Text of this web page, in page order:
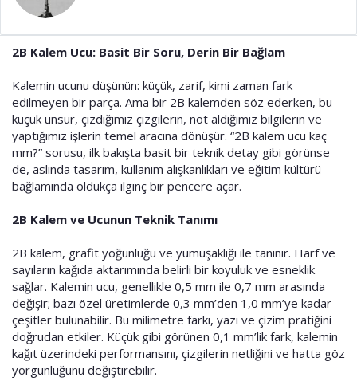
a
h
i
2B Kalem Ucu: Basit Bir Soru, Derin Bir Bağlam
Kalemin ucunu düşünün: küçük, zarif, kimi zaman fark
edilmeyen bir parça. Ama bir 2B kalemden söz ederken, bu
küçük unsur, çizdiğimiz çizgilerin, not aldığımız bilgilerin ve
yaptığımız işlerin temel aracına dönüşür. “2B kalem ucu kaç
mm?” sorusu, ilk bakışta basit bir teknik detay gibi görünse
de, aslında tasarım, kullanım alışkanlıkları ve eğitim kültürü
bağlamında oldukça ilginç bir pencere açar.
2B Kalem ve Ucunun Teknik Tanımı
2B kalem, grafit yoğunluğu ve yumuşaklığı ile tanınır. Harf ve
sayıların kağıda aktarımında belirli bir koyuluk ve esneklik
sağlar. Kalemin ucu, genellikle 0,5 mm ile 0,7 mm arasında
değişir; bazı özel üretimlerde 0,3 mm’den 1,0 mm’ye kadar
çeşitler bulunabilir. Bu milimetre farkı, yazı ve çizim pratiğini
doğrudan etkiler. Küçük gibi görünen 0,1 mm’lik fark, kalemin
kağıt üzerindeki performansını, çizgilerin netliğini ve hatta göz
yorgunluğunu değiştirebilir.